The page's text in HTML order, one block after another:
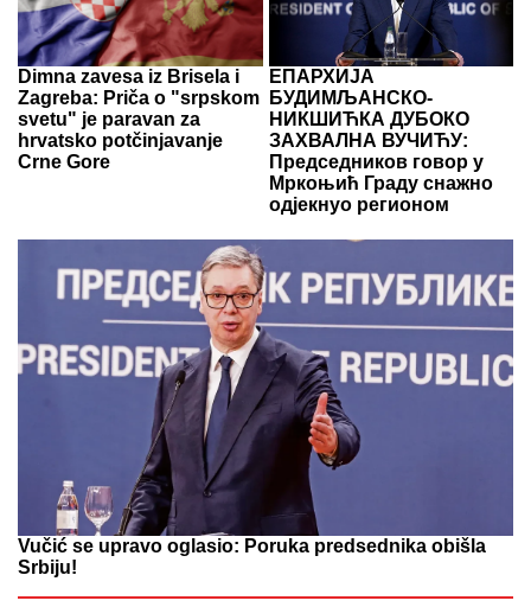
Dimna zavesa iz Brisela i
Zagreba: Priča o "srpskom
svetu" je paravan za
hrvatsko potčinjavanje
Crne Gore
ЕПАРХИЈА
БУДИМЉАНСКО-
НИКШИЋКА ДУБОКО
ЗАХВАЛНА ВУЧИЋУ:
Председников говор у
Мркоњић Граду снажно
одјекнуо регионом
Vučić se upravo oglasio: Poruka predsednika obišla
Srbiju!